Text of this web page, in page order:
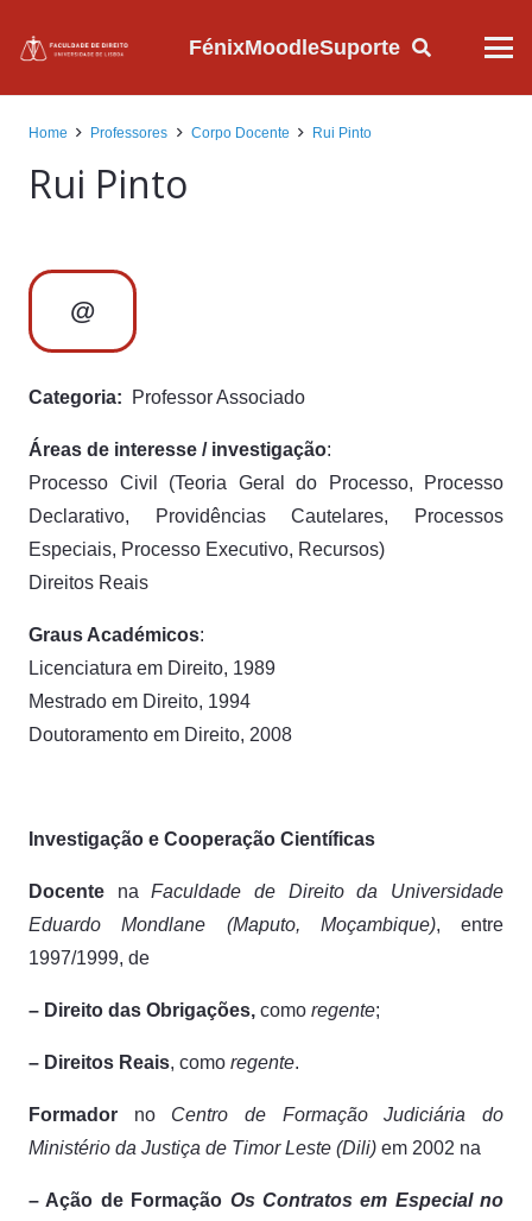
FénixMoodleSuporte
Home Professores Corpo Docente Rui Pinto
Rui Pinto
@
Categoria: Professor Associado
Áreas de interesse / investigação:
Processo Civil (Teoria Geral do Processo, Processo
Declarativo, Providências Cautelares, Processos
Especiais, Processo Executivo, Recursos)
Direitos Reais
Graus Académicos:
Licenciatura em Direito, 1989
Mestrado em Direito, 1994
Doutoramento em Direito, 2008
Investigação e Cooperação Científicas
Docente naFaculdade de Direito da Universidade
Eduardo Mondlane (Maputo, Moçambique), entre
1997/1999, de
– Direito das Obrigações, como regente;
– Direitos Reais, como regente.
Formador no Centro de Formação Judiciária do
Ministério da Justiça de Timor Leste (Dili) em 2002 na
– Ação de Formação Os Contratos em Especial no